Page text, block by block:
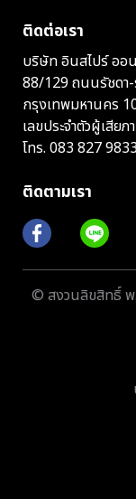
ติดต่อเรา
บริษัท อินสไปร์ ออ
88/129 ถนนรัชดา-
กรุงเทพมหานคร
เลขประจำตัวผู้เสีย
โทร. 083 827
ติดตามเรา
© สงวนลิขสิทธิ์ พ